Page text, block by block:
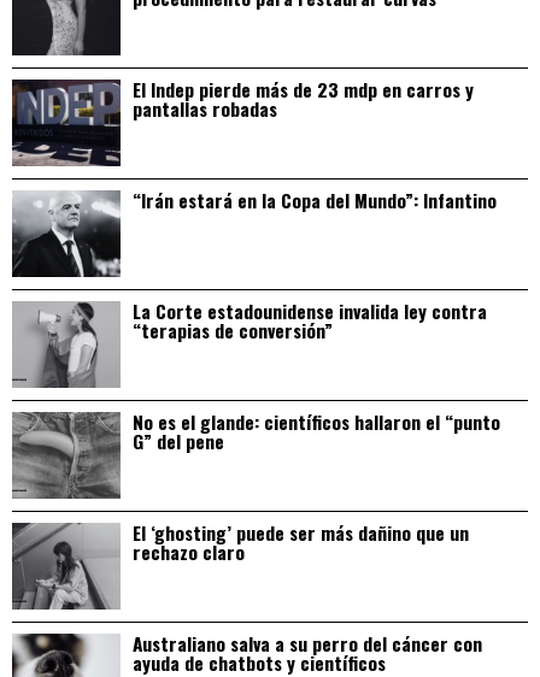
El Indep pierde más de 23 mdp en carros y
pantallas robadas
“Irán estará en la Copa del Mundo”: Infantino
La Corte estadounidense invalida ley contra
“terapias de conversión”
No es el glande: científicos hallaron el “punto
G” del pene
El ‘ghosting’ puede ser más dañino que un
rechazo claro
Australiano salva a su perro del cáncer con
ayuda de chatbots y científicos